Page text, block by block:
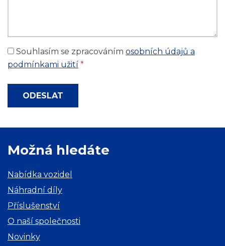
Souhlasím se zpracováním osobních údajů a
podmínkami užití *
ODESLAT
Možná hledáte
Nabídka vozidel
Náhradní díly
Příslušenství
O naší společnosti
Novinky